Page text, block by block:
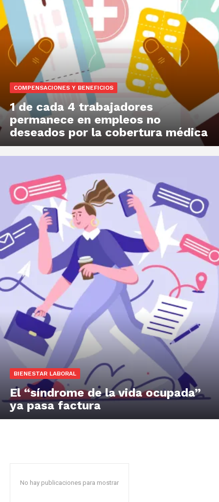
COMPENSACIONES Y BENEFICIOS
1 de cada 4 trabajadores
permanece en empleos no
deseados por la cobertura médica
BIENESTAR LABORAL
El “síndrome de la vida ocupada”
ya pasa factura
No hay publicaciones para mostrar